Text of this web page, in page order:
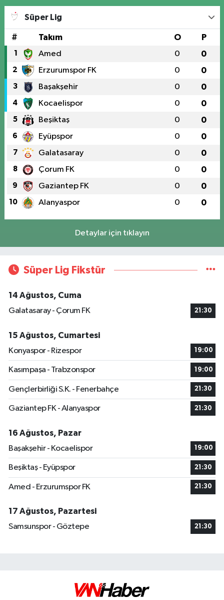
Süper Lig
# Takım O P
1 Amed 0 0
2 Erzurumspor FK 0 0
3 Başakşehir 0 0
4 Kocaelispor 0 0
5 Beşiktaş 0 0
6 Eyüpspor 0 0
7 Galatasaray 0 0
8 Çorum FK 0 0
9 Gaziantep FK 0 0
10 Alanyaspor 0 0
Detaylar için tıklayın
Süper Lig Fikstür
14 Ağustos, Cuma
Galatasaray - Çorum FK
21:30
15 Ağustos, Cumartesi
Konyaspor - Rizespor
19:00
Kasımpaşa - Trabzonspor 19:00
Gençlerbirliği S.K. - Fenerbahçe 21:30
Gaziantep FK - Alanyaspor 21:30
16 Ağustos, Pazar
Başakşehir - Kocaelispor
19:00
Beşiktaş - Eyüpspor 21:30
Amed - Erzurumspor FK 21:30
17 Ağustos, Pazartesi
Samsunspor - Göztepe
21:30